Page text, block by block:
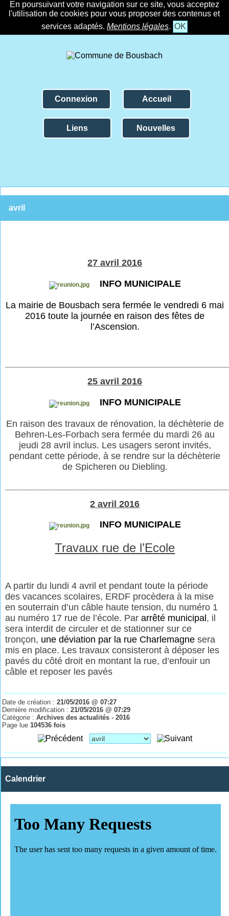
En poursuivant votre navigation sur ce site, vous acceptez
l'utilisation de cookies pour vous proposer des contenus et
services adaptés. Mentions légales. OK
Connexion Accueil
Liens Nouvelles
avril
27 avril 2016
INFO MUNICIPALE
La mairie de Bousbach sera fermée le vendredi 6 mai
2016 toute la journée en raison des fêtes de
l’Ascension.
25 avril 2016
INFO MUNICIPALE
En raison des travaux de rénovation, la déchèterie de
Behren-Les-Forbach sera fermée du mardi 26 au
jeudi 28 avril inclus. Les usagers seront invités,
pendant cette période, à se rendre sur la déchèterie
de Spicheren ou Diebling.
2 avril 2016
INFO MUNICIPALE
Travaux rue de l’Ecole
A partir du lundi 4 avril et pendant toute la période
des vacances scolaires, ERDF procèdera à la mise
en souterrain d’un câble haute tension, du numéro 1
au numéro 17 rue de l’école. Pararrêté municipal , il
sera interdit de circuler et de stationner sur ce
tronçon, une déviation par la rue Charlemagne sera
mis en place. Les travaux consisteront à déposer les
pavés du côté droit en montant la rue, d’enfouir un
câble et reposer les pavés
Date de création :21/05/2016 @ 07:27
Dernière modification :21/05/2016 @ 07:29
Catégorie :Archives des actualités - 2016
Page lue104536 fois
Calendrier